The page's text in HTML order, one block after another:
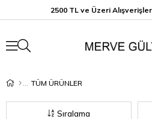
2500 TL ve Üzeri
TÜM ÜRÜNLER
Sıralama